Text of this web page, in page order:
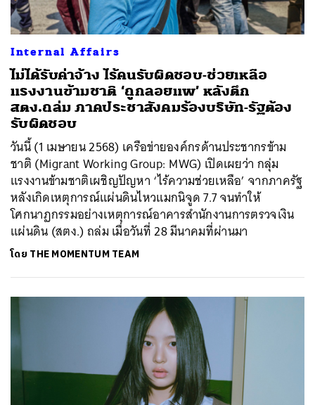
Internal Affairs
ไม่ได้รับค่าจ้าง ไร้คนรับผิดชอบ-ช่วยเหลือ
แรงงานข้ามชาติ ‘ถูกลอยแพ’ หลังตึก
สตง.ถล่ม ภาคประชาสังคมร้องบริษัท-รัฐต้อง
รับผิดชอบ
วันนี้ (1 เมษายน 2568) เครือข่ายองค์กรด้านประชากรข้าม
ชาติ (Migrant Working Group: MWG) เปิดเผยว่า กลุ่ม
แรงงานข้ามชาติเผชิญปัญหา ‘ไร้ความช่วยเหลือ’ จากภาครัฐ
หลังเกิดเหตุการณ์แผ่นดินไหวแมกนิจูด 7.7 จนทำให้
โศกนาฏกรรมอย่างเหตุการณ์อาคารสำนักงานการตรวจเงิน
แผ่นดิน (สตง.) ถล่ม เมื่อวันที่ 28 มีนาคมที่ผ่านมา
โดย THE MOMENTUM TEAM